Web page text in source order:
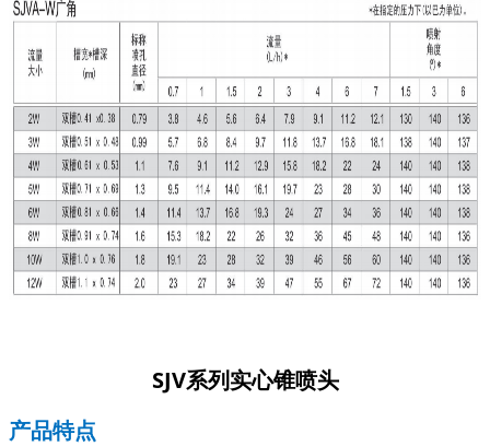
SJV系列实心锥喷头
产品特点